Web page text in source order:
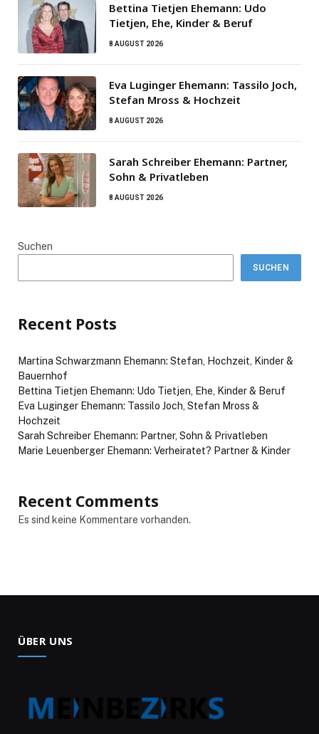
Bettina Tietjen Ehemann: Udo
Tietjen, Ehe, Kinder & Beruf
8 AUGUST 2026
Eva Luginger Ehemann: Tassilo Joch,
Stefan Mross & Hochzeit
8 AUGUST 2026
Sarah Schreiber Ehemann: Partner,
Sohn & Privatleben
8 AUGUST 2026
Suchen
SUCHEN
Recent Posts
Martina Schwarzmann Ehemann: Stefan, Hochzeit, Kinder &
Bauernhof
Bettina Tietjen Ehemann: Udo Tietjen, Ehe, Kinder & Beruf
Eva Luginger Ehemann: Tassilo Joch, Stefan Mross &
Hochzeit
Sarah Schreiber Ehemann: Partner, Sohn & Privatleben
Marie Leuenberger Ehemann: Verheiratet? Partner & Kinder
Recent Comments
Es sind keine Kommentare vorhanden.
ÜBER UNS